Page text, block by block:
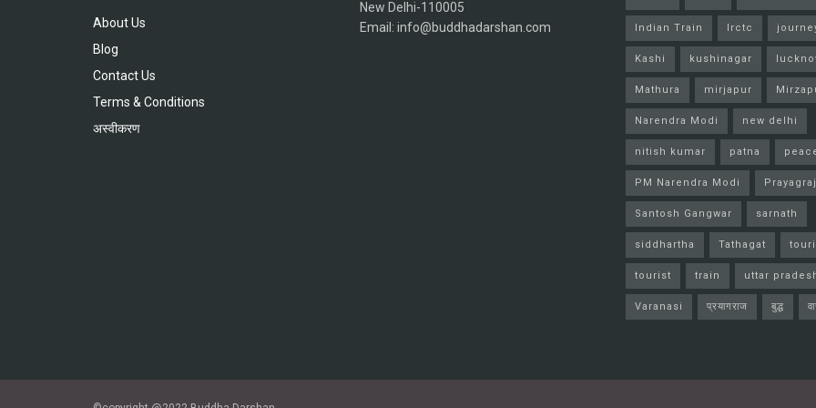
About Us
Blog
Contact Us
Terms & Conditions
अस्वीकरण
New Delhi-110005
Email: info@buddhadarshan.com
Indian Train Irctc
Kashi kushinagar
Mathura mirjapur
Narendra Modi new delhi
nitish kumar patna
PM Narendra Modi Prayagraj
Santosh Gangwar sarnath
siddhartha Tathagat
tourist train uttar
Varanasi प्रयागराज बुद्ध